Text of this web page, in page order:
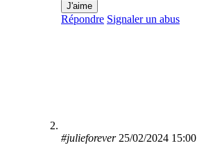
J'aime
Répondre Signaler un abus
#julieforever 25/02/2024 15:00